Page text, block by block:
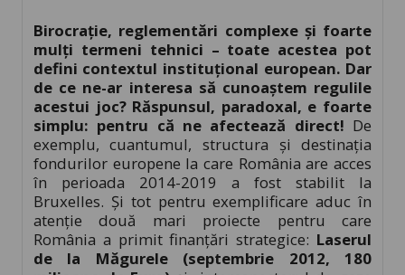
Birocrație, reglementări complexe și foarte
mulți termeni tehnici – toate acestea pot
defini contextul instituțional european. Dar
de ce ne-ar interesa să cunoaștem regulile
acestui joc? Răspunsul, paradoxal, e foarte
simplu: pentru că ne afectează direct! De
exemplu, cuantumul, structura și destinația
fondurilor europene la care România are acces
în perioada 2014-2019 a fost stabilit la
Bruxelles. Și tot pentru exemplificare aduc în
atenție două mari proiecte pentru care
România a primit finanțări strategice: Laserul
de la Măgurele (septembrie 2012, 180